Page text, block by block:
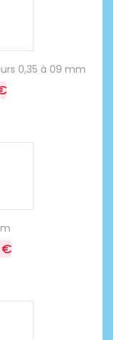
0,35 à 09 mm
€